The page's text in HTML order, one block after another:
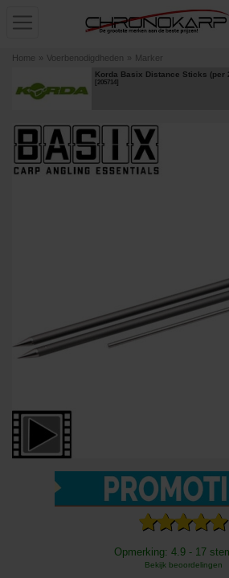
Home » Voerbenodigdheden » Marker
Korda Basix Distance Sticks (per
[205714]
Opmerking: 4.9 - 17
Bekijk beoordelingen